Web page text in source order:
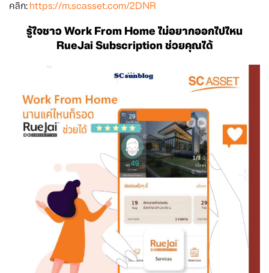
คลิก: https://m.scasset.com/2DNR
รู้ใจชาว Work From Home ไม่อยากออกไปไหน
RueJai Subscription ช่วยคุณได้